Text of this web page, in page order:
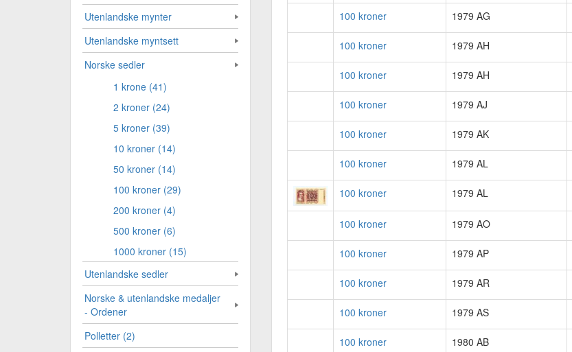
Utenlandske mynter
Utenlandske myntsett
Norske sedler
1 krone (41)
2 kroner (24)
5 kroner (39)
10 kroner (14)
50 kroner (14)
100 kroner (29)
200 kroner (4)
500 kroner (6)
1000 kroner (15)
Utenlandske sedler
Norske & utenlandske medaljer
- Ordener
Polletter (2)
100 kroner 1979 AG
100 kroner 1979 AH
100 kroner 1979 AH
100 kroner 1979 AJ
100 kroner 1979 AK
100 kroner 1979 AL
100 kroner 1979 AL
100 kroner 1979 AO
100 kroner 1979 AP
100 kroner 1979 AR
100 kroner 1979 AS
100 kroner 1980 AB